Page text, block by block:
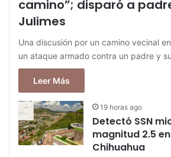
camino”; disparó a
Julimes
Una discusión por un camino vecinal
un ataque armado contra un padre y
Leer Más
19 horas ago
Detectó SSN
magnitud 2.5
Chihuahua